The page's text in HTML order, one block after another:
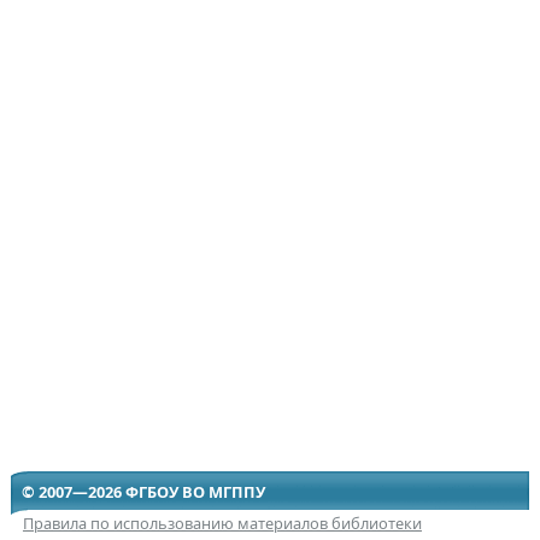
© 2007—2026 ФГБОУ ВО МГППУ
Правила по использованию материалов библиотеки